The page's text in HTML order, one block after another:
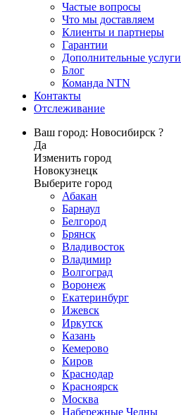
Частые вопросы
Что мы доставляем
Клиенты и партнеры
Гарантии
Дополнительные услуги
Блог
Команда NTN
Контакты
Отслеживание
Ваш город: Новосибирск ?
Да
Изменить город
Новокузнецк
Выберите город
Абакан
Барнаул
Белгород
Брянск
Владивосток
Владимир
Волгоград
Воронеж
Екатеринбург
Ижевск
Иркутск
Казань
Кемерово
Киров
Краснодар
Красноярск
Москва
Набережные Челны